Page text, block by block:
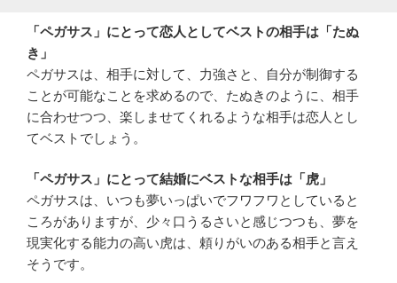
「ペガサス」にとって恋人としてベストの相手は「たぬ
き」
ペガサスは、相手に対して、力強さと、自分が制御する
ことが可能なことを求めるので、たぬきのように、相手
に合わせつつ、楽しませてくれるような相手は恋人とし
てベストでしょう。
「ペガサス」にとって結婚にベストな相手は「虎」
ペガサスは、いつも夢いっぱいでフワフワとしていると
ころがありますが、少々口うるさいと感じつつも、夢を
現実化する能力の高い虎は、頼りがいのある相手と言え
そうです。